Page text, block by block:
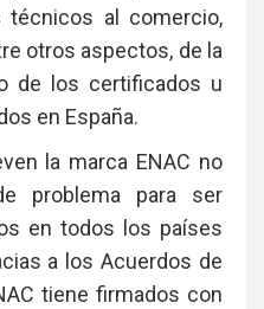
técnicos al comercio,
otros aspectos, de la
de los certificados u
en España.
la marca ENAC no
problema para ser
en todos los países
a los Acuerdos de
tiene firmados con